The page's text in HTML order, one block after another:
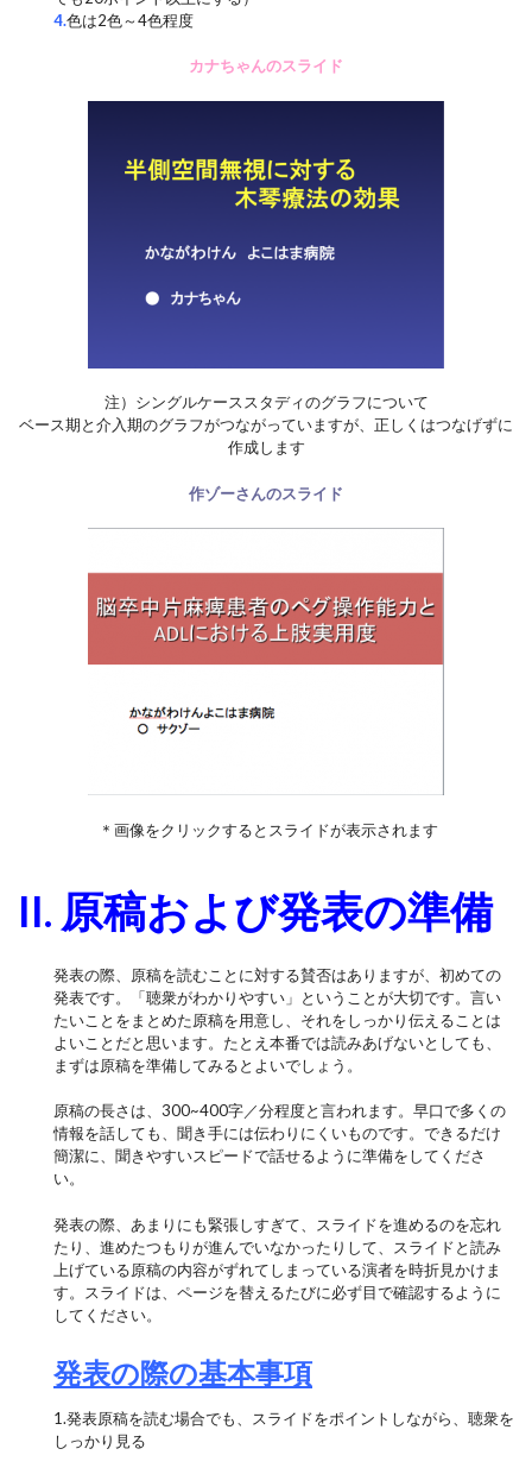
4.色は2色～4色程度
カナちゃんのスライド
注）シングルケーススタディのグラフについて
ベース期と介入期のグラフがつながっていますが、正しくはつなげずに
作成します
作ゾーさんのスライド
＊画像をクリックするとスライドが表示されます
II. 原稿および発表の準備
発表の際、原稿を読むことに対する賛否はありますが、初めての
発表です。「聴衆がわかりやすい」ということが大切です。言い
たいことをまとめた原稿を用意し、それをしっかり伝えることは
よいことだと思います。たとえ本番では読みあげないとしても、
まずは原稿を準備してみるとよいでしょう。
原稿の長さは、300~400字／分程度と言われます。早口で多くの
情報を話しても、聞き手には伝わりにくいものです。できるだけ
簡潔に、聞きやすいスピードで話せるように準備をしてくださ
い。
発表の際、あまりにも緊張しすぎて、スライドを進めるのを忘れ
たり、進めたつもりが進んでいなかったりして、スライドと読み
上げている原稿の内容がずれてしまっている演者を時折見かけま
す。スライドは、ページを替えるたびに必ず目で確認するように
してください。
発表の際の基本事項
1.発表原稿を読む場合でも、スライドをポイントしながら、聴衆を
しっかり見る